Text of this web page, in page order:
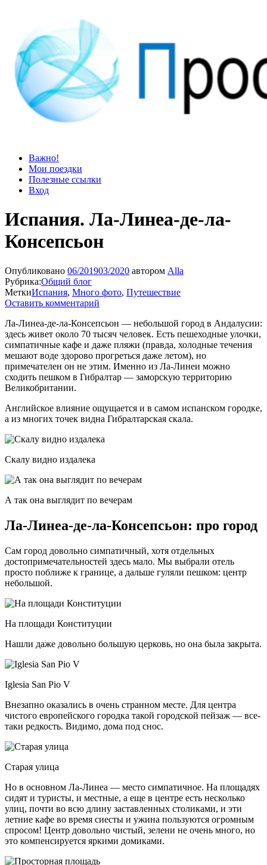
Просто блог
Мир удивительней, чем кажется
Важно!
Мои поездки
Полезные ссылки
Вход
Испания. Ла-Линеа-де-ла-
Консепсьон
Опубликовано 06/201903/2020 автором Alla
Рубрика:Общий блог
МеткиИспания, Много фото, Путешествие
Оставить комментарий
Ла-Линеа-де-ла-Консепсьон — небольшой город в Андалусии:
здесь живет около 70 тысяч человек. Есть пешеходные улочки,
симпатичные кафе и даже пляжи (правда, холодные течения
мешают воде здорово прогреться даже летом), но
примечателен он не этим. Именно из Ла-Линеи можно
сходить пешком в Гибралтар — заморскую территорию
Великобритании.
Английское влияние ощущается и в самом испанском городке,
а из многих точек видна Гибралтарская скала.
Скалу видно издалека
А так она выглядит по вечерам
Ла-Линеа-де-ла-Консепсьон: про город
Сам город довольно симпатичный, хотя отдельных
достопримечательностей здесь мало. Мы выбрали отель
просто поближе к границе, а дальше гуляли пешком: центр
небольшой.
На площади Конституции
Нашли даже довольно большую церковь, но она была закрыта.
Iglesia San Pio V
Внезапно оказались в очень странном месте. Для центра
чистого европейского городка такой городской пейзаж — все-
таки редкость. Видимо, дома под снос.
Старая улица
Но в основном Ла-Линеа — место симпатичное. На площадях
сидят и туристы, и местные, а еще в центре есть несколько
улиц, почти во всю длину заставленных столиками, и эти
летние кафе во время сиесты и ужина пользуются огромным
спросом! Центр довольно чистый, зелени не очень много, но
это компенсируется яркими домиками.